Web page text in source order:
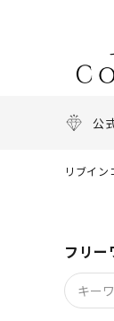
公
リブイ
フリー